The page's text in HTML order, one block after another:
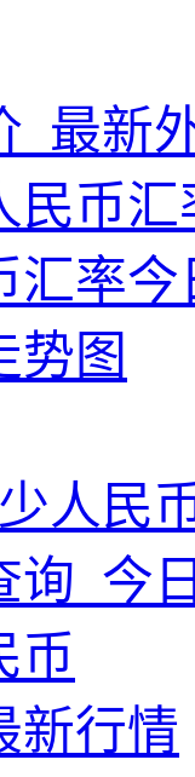
_最新
民币汇
汇率今
势图
人民
询_今
币
新行情